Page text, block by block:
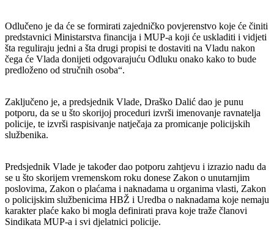
Odlučeno je da će se formirati zajedničko povjerenstvo koje će činiti
predstavnici Ministarstva financija i MUP-a koji će uskladiti i vidjeti
šta reguliraju jedni a šta drugi propisi te dostaviti na Vladu nakon
čega će Vlada donijeti odgovarajuću Odluku onako kako to bude
predloženo od stručnih osoba“.
Zaključeno je, a predsjednik Vlade, Draško Dalić dao je punu
potporu, da se u što skorijoj proceduri izvrši imenovanje ravnatelja
policije, te izvrši raspisivanje natječaja za promicanje policijskih
službenika.
Predsjednik Vlade je također dao potporu zahtjevu i izrazio nadu da
se u što skorijem vremenskom roku donese Zakon o unutarnjim
poslovima, Zakon o plaćama i naknadama u organima vlasti, Zakon
o policijskim službenicima HBŽ i Uredba o naknadama koje nemaju
karakter plaće kako bi mogla definirati prava koje traže članovi
Sindikata MUP-a i svi djelatnici policije.